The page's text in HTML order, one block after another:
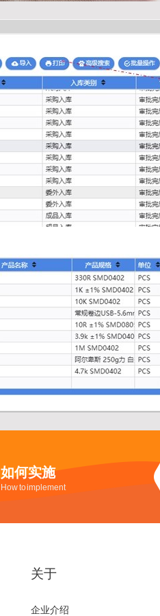
如何实施
How to implement
关于
企业介绍